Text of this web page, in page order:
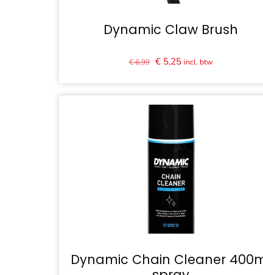
Dynamic Claw Brush
€6,99 Oorspronkelijke
€ 6,99.
€5,25Huidige
€ 5,25.
incl. btw
Dynamic Chain Cleaner